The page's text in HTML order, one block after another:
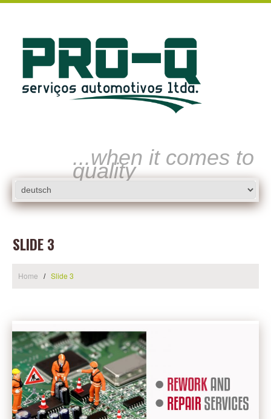
...when it comes to
quality
SLIDE 3
Home Slide 3